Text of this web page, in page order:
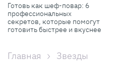
Готовь как шеф-повар: 6
профессиональных
секретов, которые помогут
готовить быстрее и вкуснее
Главная Звезды